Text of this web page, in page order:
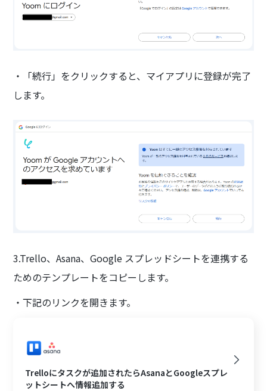
・「続行」をクリックすると、マイアプリに登録が完了
します。
3.Trello、Asana、Google スプレッドシートを連携する
ためのテンプレートをコピーします。
・下記のリンクを開きます。
Trelloにタスクが追加されたらAsanaとGoogleスプレ
ットシートへ情報追加する